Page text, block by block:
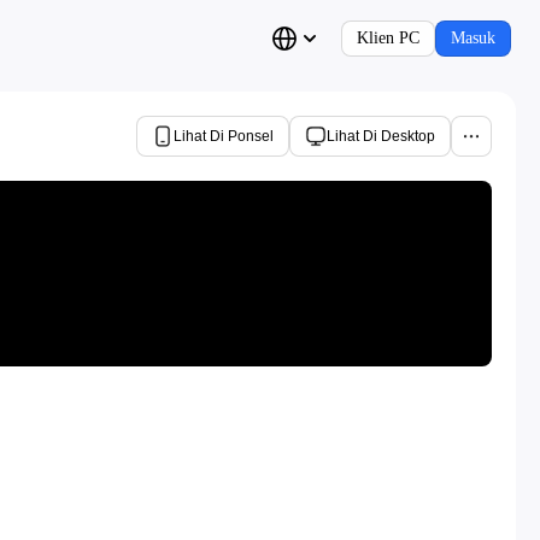
Klien PC Masuk
Lihat Di Ponsel Lihat Di Desktop